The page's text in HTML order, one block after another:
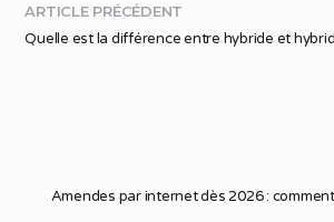
ARTICLE PRÉCÉDENT
Quelle est la différence entre hybride et
Amendes par internet dès 2026 :